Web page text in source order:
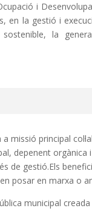
i
en la gestió i
la
missió principal
depenent
de gestió.Els
posar en marxa o
municipal